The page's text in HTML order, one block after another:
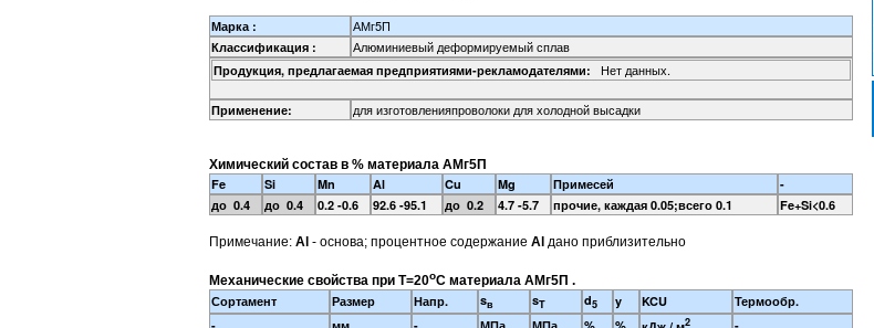
Марка : АМг5П
Классификация : Алюминиевый деформируемый сплав
Продукция, предлагаемая предприятиями-рекламодателями: Нет данных.
Применение: для изготовленияпроволоки для холодной высадки
Химический состав в % материала АМг5П
Fe Si Mn Al Cu Mg Примесей
-
до 0.4
до 0.4 0.2 -0.6 92.6 -95.1 до 0.2 4.7 -5.7 прочие, каждая 0.05;всего 0.1 Fe+Si<0.6
Примечание: Al - основа; процентное содержание Al дано приблизительно
Механические свойства при Т=20oС материала АМг5П .
Сортамент Размер Напр. sв sT d5 y KCU
Термообр.
2